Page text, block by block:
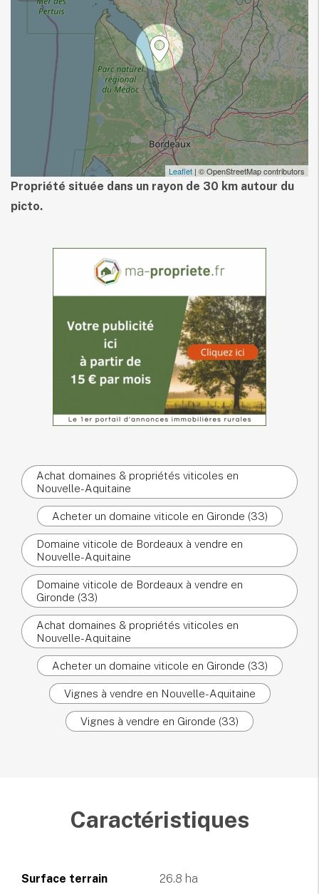
Leaflet | © OpenStreetMap contributors
Propriété située dans un rayon de 30 km autour du
picto.
Achat domaines & propriétés viticoles en
Nouvelle-Aquitaine
Acheter un domaine viticole en Gironde (33)
Domaine viticole de Bordeaux à vendre en
Nouvelle-Aquitaine
Domaine viticole de Bordeaux à vendre en
Gironde (33)
Achat domaines & propriétés viticoles en
Nouvelle-Aquitaine
Acheter un domaine viticole en Gironde (33)
Vignes à vendre en Nouvelle-Aquitaine
Vignes à vendre en Gironde (33)
Caractéristiques
Surface terrain
26.8 ha